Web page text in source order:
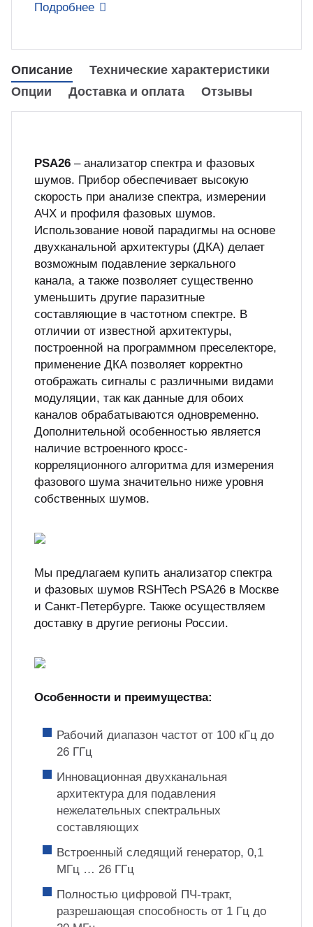
неиспользуемого оборудования
Подробнее
Описание
Технические характеристики
Опции
Доставка и оплата Отзывы
PSA26 – анализатор спектра и фазовых
шумов. Прибор обеспечивает высокую
скорость при анализе спектра, измерении
АЧХ и профиля фазовых шумов.
Использование новой парадигмы на основе
двухканальной архитектуры (ДКА) делает
возможным подавление зеркального
канала, а также позволяет существенно
уменьшить другие паразитные
составляющие в частотном спектре. В
отличии от известной архитектуры,
построенной на программном преселекторе,
применение ДКА позволяет корректно
отображать сигналы с различными видами
модуляции, так как данные для обоих
каналов обрабатываются одновременно.
Дополнительной особенностью является
наличие встроенного кросс-
корреляционного алгоритма для измерения
фазового шума значительно ниже уровня
собственных шумов.
Мы предлагаем купить анализатор спектра
и фазовых шумов RSHTech PSA26 в Москве
и Санкт-Петербурге. Также осуществляем
доставку в другие регионы России.
Особенности и преимущества:
Рабочий диапазон частот от 100 кГц до
26 ГГц
Инновационная двухканальная
архитектура для подавления
нежелательных спектральных
составляющих
Встроенный следящий генератор, 0,1
МГц … 26 ГГц
Полностью цифровой ПЧ-тракт,
разрешающая способность от 1 Гц до